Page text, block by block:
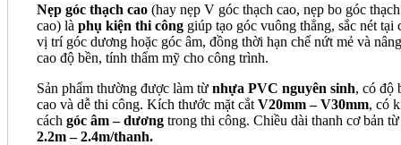
Nẹp góc thạch cao (hay nẹp V góc thạch cao, nẹp bo góc thạch
cao) là phụ kiện thi công giúp tạo góc vuông thẳng, sắc nét tại
vị trí góc dương hoặc góc âm, đồng thời hạn chế nứt mẻ và nâng
cao độ bền, tính thẩm mỹ cho công trình.
Sản phẩm thường được làm từ nhựa PVC nguyên sinh, có độ
cao và dễ thi công. Kích thước mặt cắt V20mm – V30mm, có
cách góc âm – dương trong thi công. Chiều dài thanh cơ bản từ
2.2m – 2.4m/thanh.